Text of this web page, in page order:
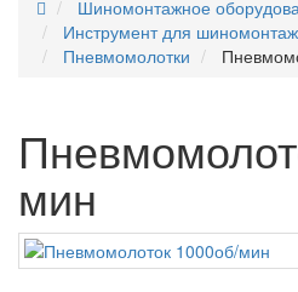
Шиномонтажное
Инструмент для
Пневмомолотки
мин